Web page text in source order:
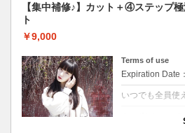
【集中補修♪】カット＋④ステップ
ト
￥9,000
Terms of use
Expiration Date：
いつでも全員使